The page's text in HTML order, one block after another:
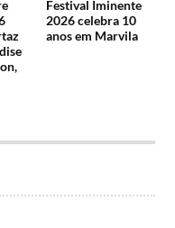
Taranja
Corona
Festival Iminente
2026 celebra 10
anos em Marvila